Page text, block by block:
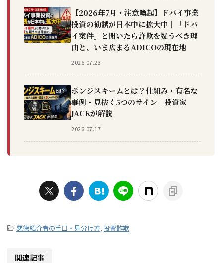
【2026年7月・注意喚起】ドバイ事業
投資の勧誘が日本中に拡大中｜「ドバ
イ案件」と聞いたら詐欺を疑うべき理
由と、いま広まるADICOの現在地
2026.07.23
ポンジスキームとは？仕組み・有名な
事例・見抜く5つのサイン｜投資家
JACKが解説
2026.07.17
-悪徳紹介者の手口・見分け方, 投資詐欺
関連記事